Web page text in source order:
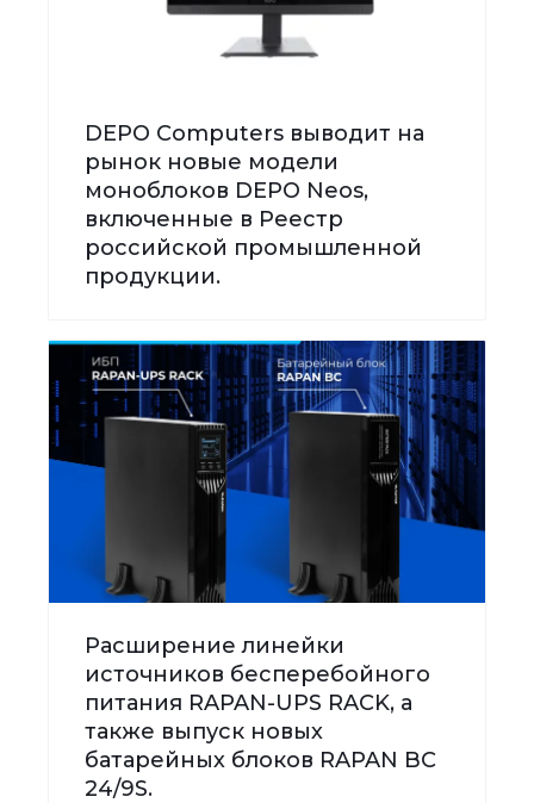
DEPO Computers выводит на
рынок новые модели
моноблоков DEPO Neos,
включенные в Реестр
российской промышленной
продукции.
Расширение линейки
источников бесперебойного
питания RAPAN-UPS RACK, а
также выпуск новых
батарейных блоков RAPAN BC
24/9S.